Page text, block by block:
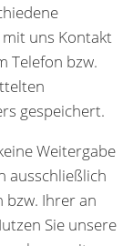
uns Kontakt
Telefon bzw.
gespeichert.
Weitergabe
ausschließlich
Ihrer an
Sie unsere